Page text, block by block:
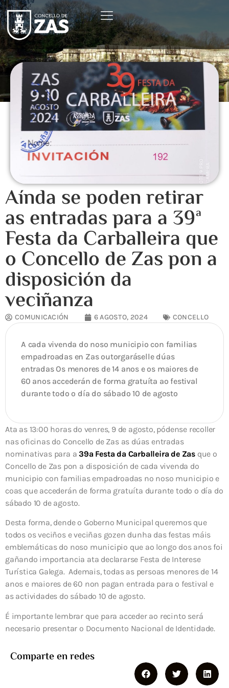
Aínda se poden retirar
as entradas para a 39ª
Festa da Carballeira que
o Concello de Zas pon a
disposición da
veciñanza
COMUNICACIÓN 6 AGOSTO, 2024 CONCELLO
A cada vivenda do noso municipio con familias
empadroadas en Zas outorgaráselle dúas
entradas Os menores de 14 anos e os maiores de
60 anos accederán de forma gratuíta ao festival
durante todo o día do sábado 10 de agosto
Ata as 13:00 horas do venres, 9 de agosto, pódense recoller
nas oficinas do Concello de Zas as dúas entradas
nominativas para a39ª Festa da Carballeira de Zas que o
Concello de Zas pon a disposición de cada vivenda do
municipio con familias empadroadas no noso municipio e
coas que accederán de forma gratuíta durante todo o día do
sábado 10 de agosto.
Desta forma, dende o Goberno Municipal queremos que
todos os veciños e veciñas gozen dunha das festas máis
emblemáticas do noso municipio que ao longo dos anos foi
gañando importancia ata declararse Festa de Interese
Turística Galega. Ademais, todas as persoas menores de 14
anos e maiores de 60 non pagan entrada para o festival e
as actividades do sábado 10 de agosto.
É importante lembrar que para acceder ao recinto será
necesario presentar o Documento Nacional de Identidade.
Comparte en redes